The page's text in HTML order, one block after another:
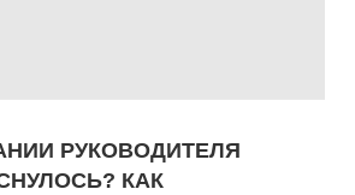
РУКОВОДИТЕЛЯ
КАК